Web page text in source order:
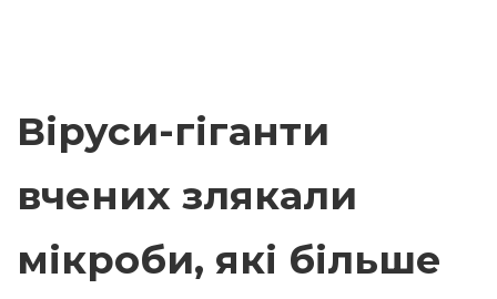
Віруси-гіганти
вчених злякали
мікроби, які більше